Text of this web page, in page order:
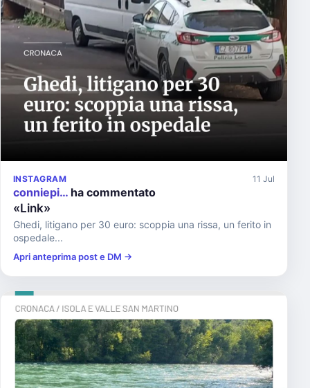
INSTAGRAM 11 Jul
conniepi… ha commentato
«Link»
Ghedi, litigano per 30 euro: scoppia una rissa, un ferito in
ospedale...
Apri anteprima post e DM →